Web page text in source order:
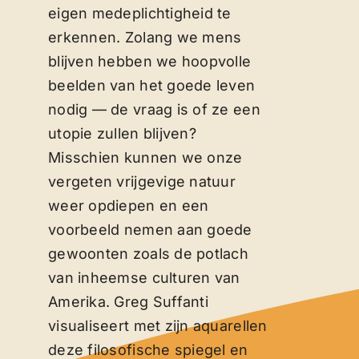
eigen medeplichtigheid te
erkennen. Zolang we mens
blijven hebben we hoopvolle
beelden van het goede leven
nodig — de vraag is of ze een
utopie zullen blijven?
Misschien kunnen we onze
vergeten vrijgevige natuur
weer opdiepen en een
voorbeeld nemen aan goede
gewoonten zoals de potlach
van inheemse culturen van
Amerika. Greg Suffanti
visualiseert met zijn aquarellen
deze filosofische spiegel en